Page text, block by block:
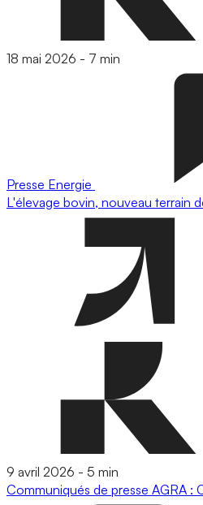
18 mai 2026 - 7 min
Presse Energie
L'élevage bovin, nouveau terrain
9 avril 2026 - 5 min
Communiqués de presse AGRA :